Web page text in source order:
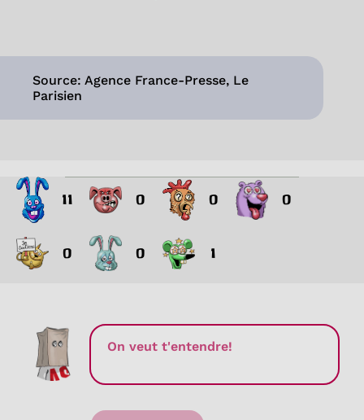
Source: Agence France-Presse, Le
Parisien
11 0 0 0
0 0 1